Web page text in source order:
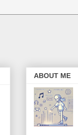
ABOUT ME